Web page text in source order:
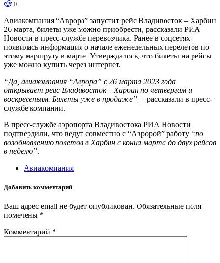
0
Авиакомпания “Аврора” запустит рейс Владивосток – Харбин
26 марта, билеты уже можно приобрести, рассказали РИА
Новости в пресс-службе перевозчика. Ранее в соцсетях
появилась информация о начале еженедельных перелетов по
этому маршруту в марте. Утверждалось, что билеты на рейсы
уже можно купить через интернет.
“Да, авиакомпания “Аврора” с 26 марта 2023 года
открывает рейс Владивосток – Харбин по четвергам и
воскресеньям. Билеты уже в продаже”, – рассказали в пресс-
службе компании.
В пресс-службе аэропорта Владивостока РИА Новости
подтвердили, что ведут совместно с “Авророй” работу “по
возобновлению полетов в Харбин с конца марта до двух рейсов
в неделю”.
Авиакомпания
Добавить комментарий
Ваш адрес email не будет опубликован. Обязательные поля
помечены *
Комментарий *